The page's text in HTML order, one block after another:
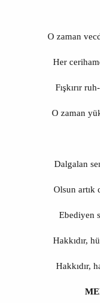
O zaman
Her
Fışkırır
O zaman
Dalgalan
Olsun artık
Ebediyen
Hakkıdır,
Hakkıdır,